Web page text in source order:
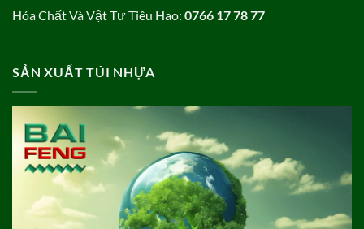
Hóa Chất Và Vật Tư Tiêu Hao: 0766 17 78 77
SẢN XUẤT TÚI NHỰA